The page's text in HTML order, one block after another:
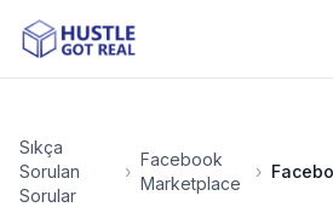
Sıkça
Sorulan
Sorular
›
Facebook
Marketplace
›